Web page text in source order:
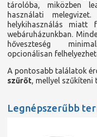
tárolóba, miközben
használati
helykihasználás miatt
webáruházunkban.
hőveszteség
opcionálisan
A pontosabb találatok
szűrőt, mellyel szűkíteni
Legnépszerűbb